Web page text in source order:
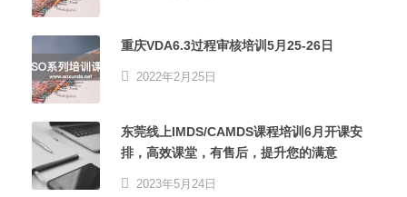
重庆VDA6.3过程审核培训5月25-26日
2022年2月25日
东莞线上IMDS/CAMDS课程培训6月开课安
排，高效课堂，有售后，提升您的满意
2023年5月24日